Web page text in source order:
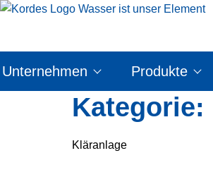
Zum
Unternehmen Produkte
Kategorie:
Kläranlage